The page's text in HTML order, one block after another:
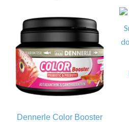
Dennerle Color Booster